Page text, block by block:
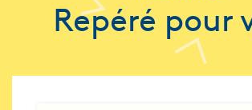
Repéré pour